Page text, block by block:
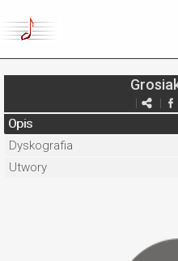
Opis
Dyskografia
Utwory